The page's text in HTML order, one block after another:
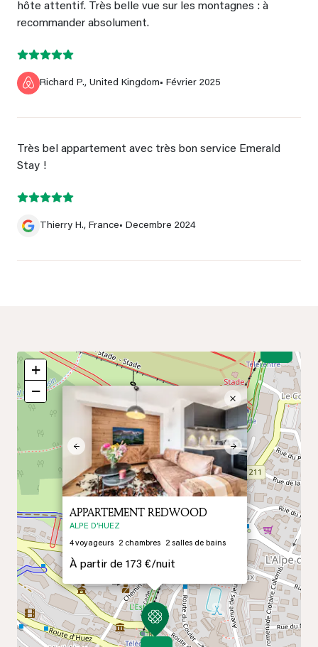
hôte attentif. Très belle vue sur les montagnes : à
recommander absolument.
Richard P., United Kingdom• Février 2025
Très bel appartement avec très bon service Emerald
Stay !
Thierry H., France• Decembre 2024
Previous Next
APPARTEMENT REDWOOD
ALPE D’HUEZ
4voyageurs 2 chambres 2salles de bains
À partir de 173 €/nuit
×
+
−